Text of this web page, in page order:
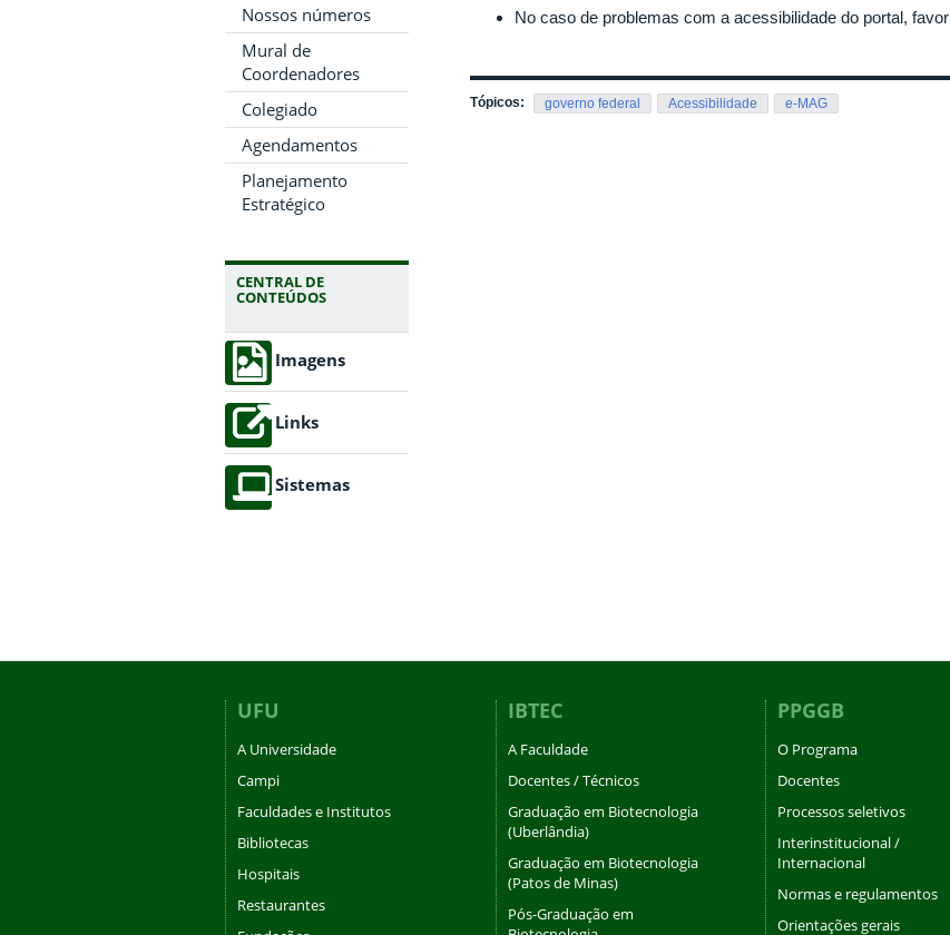
Nossos números
Mural de
Coordenadores
Colegiado
Agendamentos
Planejamento
Estratégico
CENTRAL DE
CONTEÚDOS
Imagens
Links
Sistemas
No caso de problemas com a acessibilidade do portal, favor
Tópicos: governo federal Acessibilidade e-MAG
UFU
A Universidade
Campi
Faculdades e Institutos
Bibliotecas
Hospitais
Restaurantes
IBTEC
A Faculdade
Docentes / Técnicos
Graduação em Biotecnologia
(Uberlândia)
Graduação em Biotecnologia
(Patos de Minas)
Pós-Graduação em
PPGGB
O Programa
Docentes
Processos seletivos
Interinstitucional /
Internacional
Normas e regulamentos
Orientações gerais